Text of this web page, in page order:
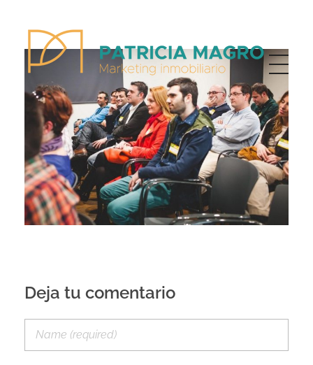
Patricia Magro - Comunicación y marketing inmobiliario
Deja tu comentario